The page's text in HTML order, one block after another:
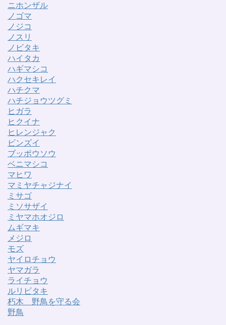
ニホンザル
ノゴマ
ノジコ
ノスリ
ノビタキ
ハイタカ
ハギマシコ
ハクセキレイ
ハチクマ
ハチジョウツグミ
ヒガラ
ヒクイナ
ヒレンジャク
ビンズイ
ブッポウソウ
ベニマシコ
マヒワ
マミヤチャジナイ
ミサゴ
ミソサザイ
ミヤマホオジロ
ムギマキ
メジロ
モズ
ヤイロチョウ
ヤマガラ
ライチョウ
ルリビタキ
朽木 野鳥を守る会
野鳥